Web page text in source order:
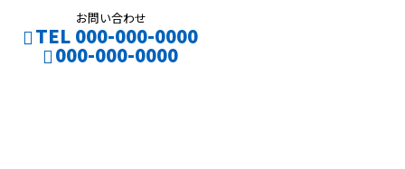
お問い合わせ
TEL 000-000-0000
000-000-0000